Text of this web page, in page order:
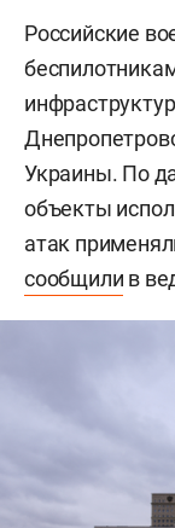
Российские
Украины. По
объекты
атак
сообщили в